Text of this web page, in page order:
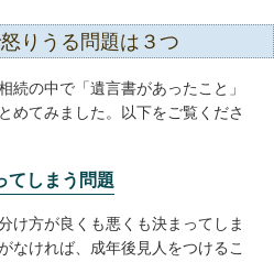
りうる問題は３つ
の中で「遺言書があったこと」
めてみました。以下をご覧くださ
てしまう問題
け方が良くも悪くも決まってしま
なければ、成年後見人をつけるこ